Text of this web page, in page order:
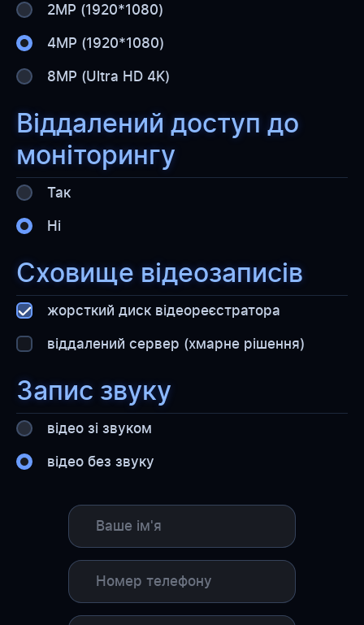
2MP (1920*1080)
4MP (1920*1080)
8MP (Ultra HD 4K)
Віддалений доступ до
моніторингу
Так
Нi
Сховище відеозаписів
жорсткий диск відеореєстратора
віддалений сервер (хмарне рішення)
Запис звуку
відео зі звуком
відео без звуку
WESTELECOM
Онлайн-підтримка